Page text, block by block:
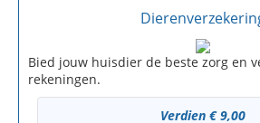
Bied jouw huisdier de beste zorg en
rekeningen.
Verdien € 9,00